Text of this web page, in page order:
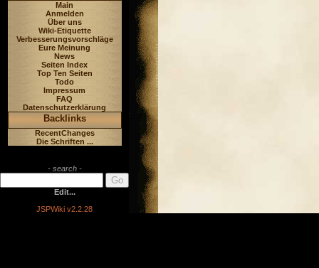
Main
Anmelden
Über uns
Wiki-Etiquette
Verbesserungsvorschläge
Eure Meinung
News
Seiten Index
Top Ten Seiten
Todo
Impressum
FAQ
Datenschutzerklärung
Backlinks
RecentChanges
Die Schriften ...
- search -
Edit...
JSPWiki v2.2.28